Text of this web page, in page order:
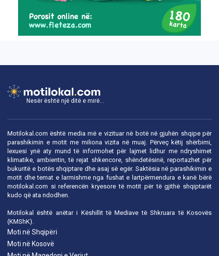
Nesër është një ditë e mirë...
Motilokal.com është media më e vizituar në botë në gjuhën shqipe për
parashikimin e motit me miliona vizita në muaj. Përveç këtij shërbimi,
lexuesi ynë aty mund të informohet për lajmet lidhur me ndryshimet
klimatike, ambientin, të rejat shkencore, shëndetësinë, reportazhet për
bukuritë e botës shqiptare dhe asaj së egër. Saktësia në parashikimin e
motit dhe temat e larmishme nga fushat e lartpërmendura e kanë bërë
motilokal.com si referencën kryesore të motit për të gjithë shqiptarët
kudo që ata ndodhen.
Motilokal është anëtar i Këshillit të Mediave të Shkruara të Kosovës
(KMShK).
Moti në Shqipëri
Moti në Kosovë